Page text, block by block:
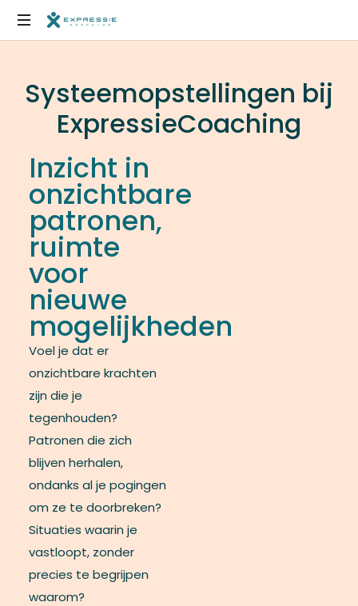
hoofd,
in
soms
hoeft
het
zo
ingewikkeld
zijn
Systeemopstellingen bij
ExpressieCoaching
Inzicht in
onzichtbare
patronen,
ruimte
voor
nieuwe
mogelijkheden
Voel je dat er
onzichtbare krachten
zijn die je
tegenhouden?
Patronen die zich
blijven herhalen,
ondanks al je pogingen
om ze te doorbreken?
Situaties waarin je
vastloopt, zonder
precies te begrijpen
waarom?